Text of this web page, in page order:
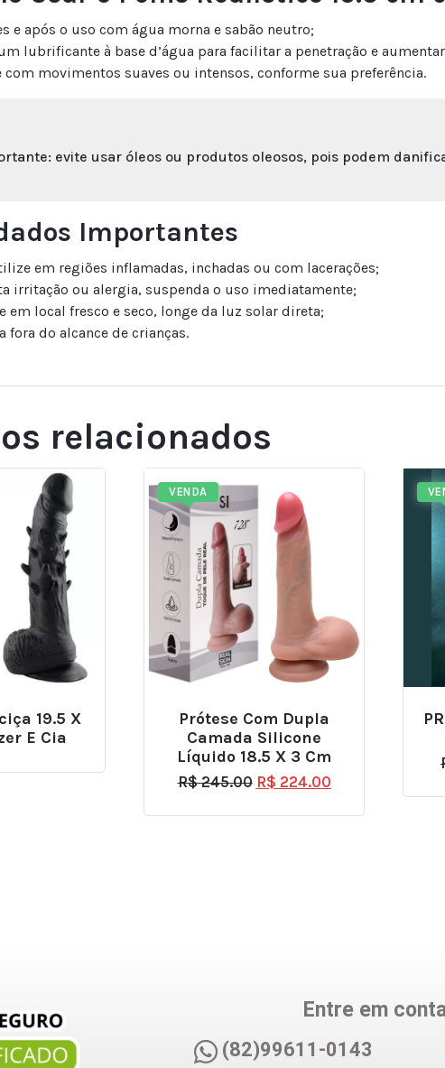
e após o uso com água morna e sabão neutro;
lubrificante à base d’água para facilitar a penetração e
movimentos suaves ou intensos, conforme sua preferência.
evite usar óleos ou produtos oleosos, pois podem
Importantes
em regiões inflamadas, inchadas ou com lacerações;
irritação ou alergia, suspenda o uso imediatamente;
em local fresco e seco, longe da luz solar direta;
fora do alcance de crianças.
relacionados
19.5 X
E Cia
VENDA
Prótese Com Dupla
Camada Silicone
Líquido 18.5 X 3 Cm
R$245.00 R$ 224.00
Entre em
(82)99611-0143